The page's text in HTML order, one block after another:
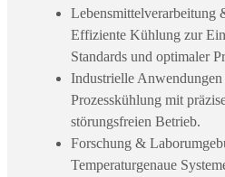
Lebensmittelverarbeitung
Effiziente Kühlung zur
Standards und optimaler
Industrielle
Prozesskühlung mit
störungsfreien Betrieb.
Forschung &
Temperaturgenaue